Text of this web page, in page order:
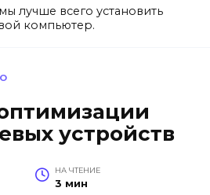
лучше всего установить
компьютер.
устройств
НА ЧТЕНИЕ
3 мин